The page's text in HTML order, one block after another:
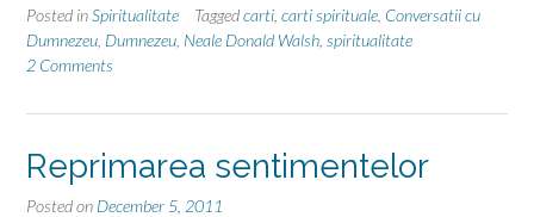
si
durerea”
Posted inSpiritualitate Taggedcarti carti spirituale Conversatii cu
Dumnezeu Dumnezeu Neale Donald Walsh spiritualitate
2 Comments
Reprimarea sentimentelor
Posted on December 5, 2011